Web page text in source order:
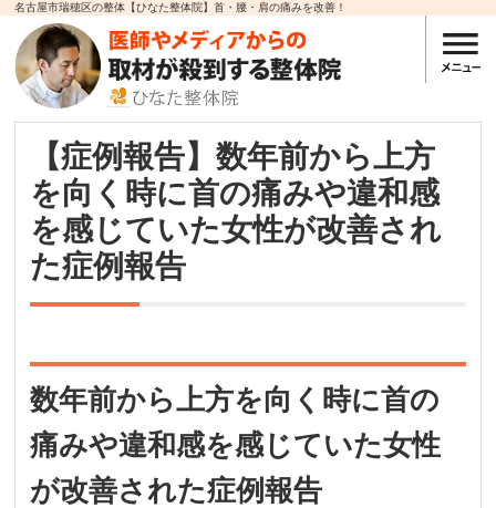
名古屋市瑞穂区の整体【ひなた整体院】首・腰・肩の痛みを改善！
【症例報告】数年前から上方
を向く時に首の痛みや違和感
を感じていた女性が改善され
た症例報告
数年前から上方を向く時に首の
痛みや違和感を感じていた女性
が改善された症例報告